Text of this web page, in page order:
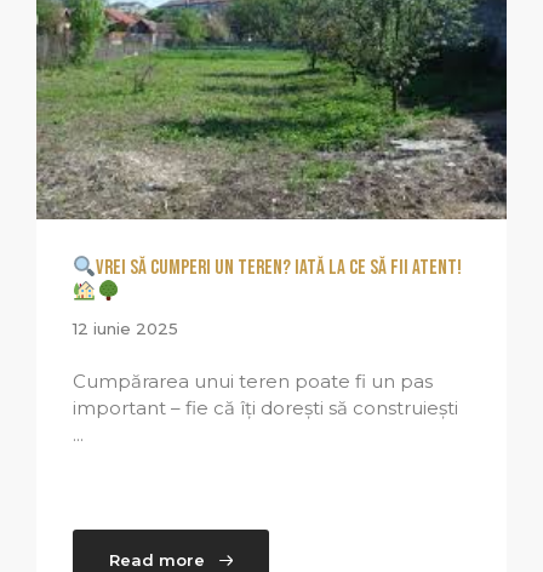
Vrei să cumperi un teren? Iată la ce să fii atent!
12 iunie 2025
Cumpărarea unui teren poate fi un pas
important – fie că îți dorești să construiești
...
Read more